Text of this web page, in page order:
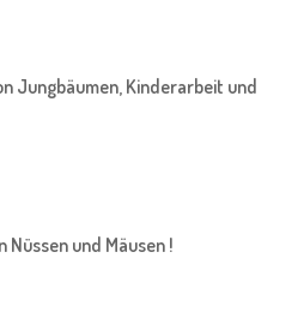
Jungbäumen, Kinderarbeit und
Nüssen und Mäusen !